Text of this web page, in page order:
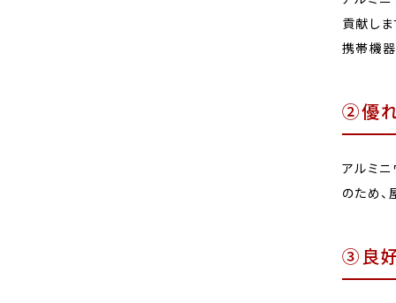
貢献し
携帯機
②優
アルミ
のため
③良